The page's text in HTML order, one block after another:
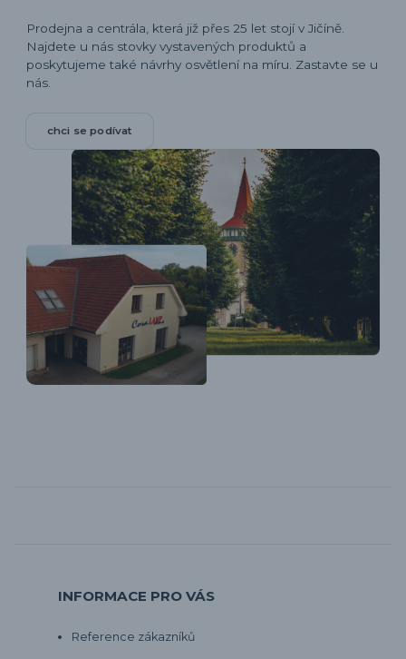
Prodejna a centrála, která již přes 25 let stojí v Jičíně.
Najdete u nás stovky vystavených produktů a
poskytujeme také návrhy osvětlení na míru. Zastavte se u
nás.
chci se podívat
INFORMACE PRO VÁS
Reference zákazníků